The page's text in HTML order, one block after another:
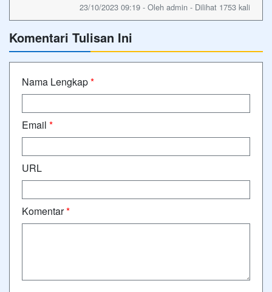
23/10/2023 09:19 - Oleh admin - Dilihat 1753 kali
Komentari Tulisan Ini
Nama Lengkap*
Email *
URL
Komentar*